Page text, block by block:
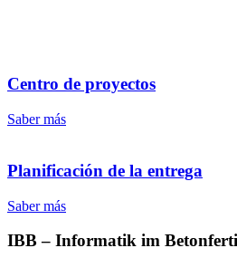
Centro de proyectos
Saber más
Planificación de la entrega
Saber más
IBB – Informatik im